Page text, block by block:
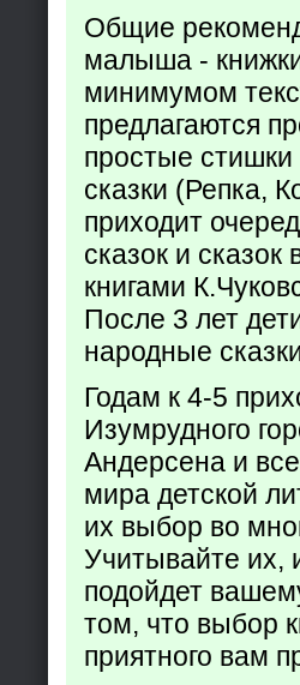
Общие
малыша -
минимумом
предлагаются
простые
сказки (Репка,
приходит
сказок и
книгами
После 3 лет
народные
Годам к 4-5
Изумрудного
Андерсена и
мира детской
их выбор во
Учитывайте их,
подойдет
том, что выбор
приятного вам